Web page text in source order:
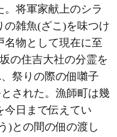
将軍家献上のシラ
の雑魚(ざこ)を味つけ
名物として現在に至
の住吉大社の分霊を
祭りの際の佃囃子
された。漁師町は幾
今日まで伝えてい
)との間の佃の渡し